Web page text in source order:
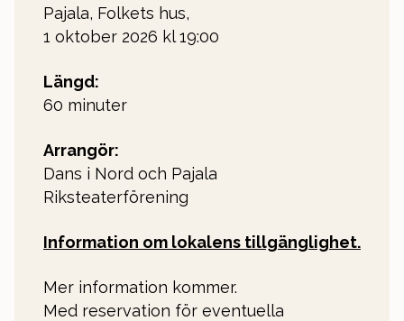
Pajala, Folkets hus,
1 oktober 2026 kl 19:00
Längd:
60 minuter
Arrangör:
Dans i Nord och Pajala
Riksteaterförening
Information om lokalens tillgänglighet.
Mer information kommer.
Med reservation för eventuella